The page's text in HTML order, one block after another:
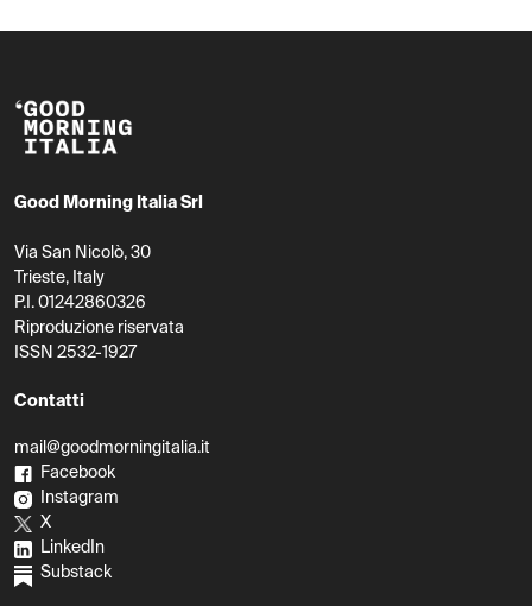
Good Morning Italia Srl
Via San Nicolò, 30
Trieste, Italy
P.I. 01242860326
Riproduzione riservata
ISSN 2532-1927
Contatti
mail@goodmorningitalia.it
Facebook
Instagram
X
LinkedIn
Substack